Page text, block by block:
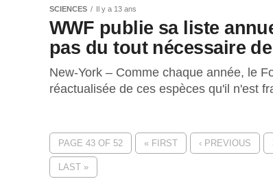
SCIENCES Il y a 13 ans
WWF publie sa liste
pas du tout nécessaire
New-York – Comme chaque année, le
réactualisée de ces espèces qu'il n'est
PAGE 43 OF 52 « FIRST ‹ PREVIOUS
LAST »